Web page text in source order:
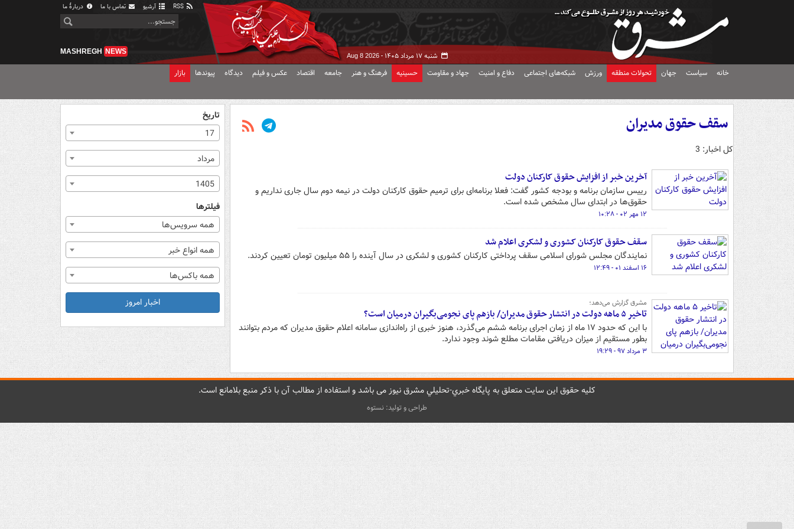
آرشیو تماس با ما دربارهٔ ما
شنبه ۱۷ مرداد ۱۴۰۵ - Aug 8 2026
MASHREGH NEWS
خانه سیاست جهان تحولات منطقه ورزش شبکه‌های اجتماعی دفاع و امنیت جهاد و مقاومت حسینیه فرهنگ و هنر جامعه اقتصاد عکس و فیلم دیدگاه پیوندها بازار
سقف حقوق مدیران
کل اخبار: 3
آخرین خبر از افزایش حقوق کارکنان دولت
رییس سازمان برنامه و بودجه کشور گفت: فعلا برنامه‌ای برای ترمیم حقوق کارکنان دولت در نیمه دوم سال جاری نداریم و
حقوق‌ها در ابتدای سال مشخص شده است.
۱۲ مهر ۰۲ - ۱۰:۲۸
سقف حقوق کارکنان کشوری و لشکری اعلام شد
نمایندگان مجلس شورای اسلامی سقف پرداختی کارکنان کشوری و لشکری در سال آینده را ۵۵ میلیون تومان تعیین کردند.
۱۶ اسفند ۰۱ - ۱۲:۴۹
مشرق گزارش می‌دهد؛
تاخیر ۵ ماهه دولت در انتشار حقوق مدیران/ بازهم پای نجومی‌بگیران درمیان است؟
با این که حدود ۱۷ ماه از زمان اجرای برنامه ششم می‌گذرد، هنوز خبری از راه‌اندازی سامانه اعلام حقوق مدیران که مردم بتوانند
بطور مستقیم از میزان دریافتی مقامات مطلع شوند وجود ندارد.
۳ مرداد ۹۷ - ۱۹:۲۹
تاریخ
17
مرداد
1405
فیلترها
همه سرویس‌ها
همه انواع خبر
همه باکس‌ها
اخبار امروز
کليه حقوق اين سايت متعلق به پایگاه خبري-تحليلي مشرق نيوز می باشد و استفاده از مطالب آن با ذکر منبع بلامانع است.
طراحی و تولید: نستوه